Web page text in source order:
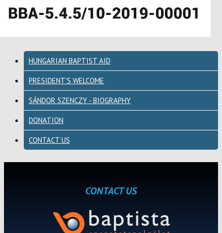
HUNGARIAN BAPTIST AID
PRESIDENT'S WELCOME
SÁNDOR SZENCZY - BIOGRAPHY
DONATION
CONTACT US
CONTACT US